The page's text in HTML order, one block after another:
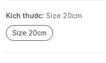
Kích thước: Size 20cm
Size 20cm